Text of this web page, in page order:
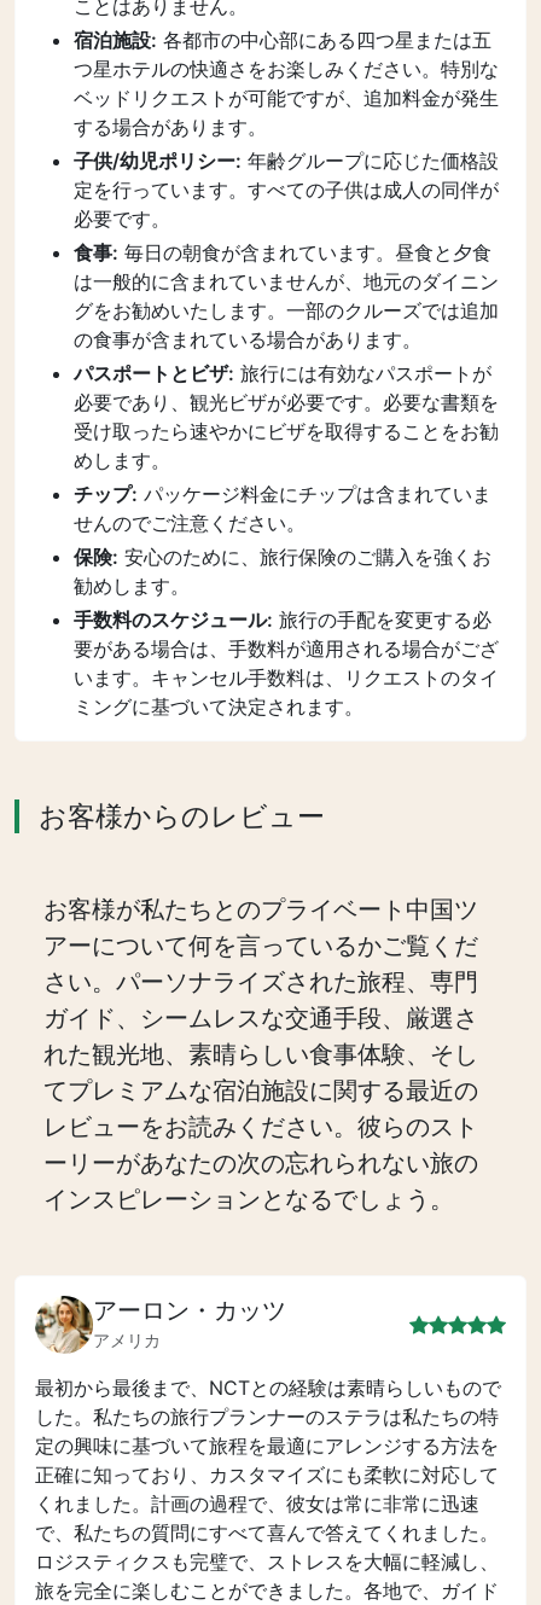
ことはありません。
宿泊施設: 各都市の中心部にある四つ星または五
つ星ホテルの快適さをお楽しみください。特別な
ベッドリクエストが可能ですが、追加料金が発生
する場合があります。
子供/幼児ポリシー: 年齢グループに応じた価格設
定を行っています。すべての子供は成人の同伴が
必要です。
食事: 毎日の朝食が含まれています。昼食と夕食
は一般的に含まれていませんが、地元のダイニン
グをお勧めいたします。一部のクルーズでは追加
の食事が含まれている場合があります。
パスポートとビザ: 旅行には有効なパスポートが
必要であり、観光ビザが必要です。必要な書類を
受け取ったら速やかにビザを取得することをお勧
めします。
チップ: パッケージ料金にチップは含まれていま
せんのでご注意ください。
保険: 安心のために、旅行保険のご購入を強くお
勧めします。
手数料のスケジュール: 旅行の手配を変更する必
要がある場合は、手数料が適用される場合がござ
います。キャンセル手数料は、リクエストのタイ
ミングに基づいて決定されます。
お客様からのレビュー
お客様が私たちとのプライベート中国ツ
アーについて何を言っているかご覧くだ
さい。パーソナライズされた旅程、専門
ガイド、シームレスな交通手段、厳選さ
れた観光地、素晴らしい食事体験、そし
てプレミアムな宿泊施設に関する最近の
レビューをお読みください。彼らのスト
ーリーがあなたの次の忘れられない旅の
インスピレーションとなるでしょう。
アーロン・カッツ
アメリカ
最初から最後まで、NCTとの経験は素晴らしいもので
した。私たちの旅行プランナーのステラは私たちの特
定の興味に基づいて旅程を最適にアレンジする方法を
正確に知っており、カスタマイズにも柔軟に対応して
くれました。計画の過程で、彼女は常に非常に迅速
で、私たちの質問にすべて喜んで答えてくれました。
ロジスティクスも完璧で、ストレスを大幅に軽減し、
旅を完全に楽しむことができました。各地で、ガイド